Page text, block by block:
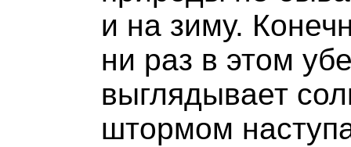
и на зиму.
ни раз в этом
выглядывает
штормом